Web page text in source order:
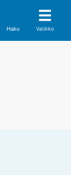
Haku Valikko